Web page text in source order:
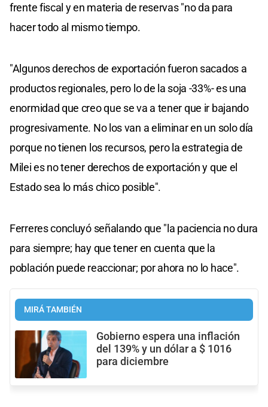
frente fiscal y en materia de reservas "no da para
hacer todo al mismo tiempo.
"Algunos derechos de exportación fueron sacados a
productos regionales, pero lo de la soja -33%- es una
enormidad que creo que se va a tener que ir bajando
progresivamente. No los van a eliminar en un solo día
porque no tienen los recursos, pero la estrategia de
Milei es no tener derechos de exportación y que el
Estado sea lo más chico posible".
Ferreres concluyó señalando que "la paciencia no dura
para siempre; hay que tener en cuenta que la
población puede reaccionar; por ahora no lo hace".
MIRÁ TAMBIÉN
Gobierno espera una inflación
del 139% y un dólar a $ 1016
para diciembre